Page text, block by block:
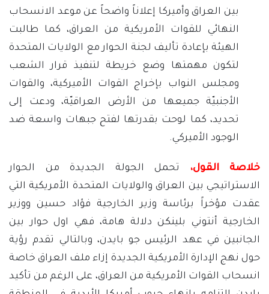
بين العراق وأميركا إعلاناً واضحاً عن موعد الانسحاب
النهائي للقوات الأمريكية من العراق، كما طالبت
الهيئة بإعادة تأليف لجنة الحوار مع الولايات المتحدة
لتكون مهمتها وضع خريطة لتنفيذ قرار الشعب
ومجلس النواب بإخراج القوات الأميركية، والقوات
الأجنبيّة جميعها من الأرض العراقيّة، ودعت إلى
تحديد، كما لوحت بقدرتها لفتح جبهات واسعة ضد
الوجود الأميركي.
خلاصة القول، تحمل الجولة الجديدة من الحوار
الاستراتيجي بين العراق والولايات المتحدة الأمريكية التي
عقدت مؤخراً برئاسة وزير الخارجية فؤاد حسين ووزير
الخارجية أنتوني بلينكن دلالة هامة، فهي اول حوار بين
الجانبين في عهد الرئيس جو بايدن، وبالتالي تقدم رؤية
حول نهج الإدارة الأمريكية الجديدة إزاء ملف العراق خاصة
انسحاب القوات الأمريكية من العراق، على الرغم من تأكيد